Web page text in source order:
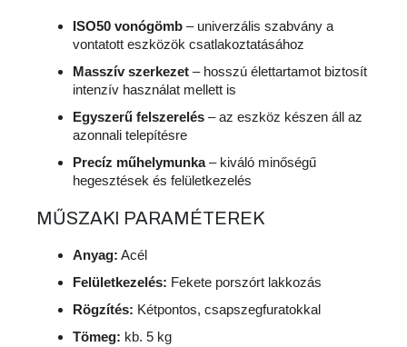
ISO50 vonógömb – univerzális szabvány a
vontatott eszközök csatlakoztatásához
Masszív szerkezet – hosszú élettartamot biztosít
intenzív használat mellett is
Egyszerű felszerelés – az eszköz készen áll az
azonnali telepítésre
Precíz műhelymunka– kiváló minőségű
hegesztések és felületkezelés
MŰSZAKI PARAMÉTEREK
Anyag: Acél
Felületkezelés: Fekete porszórt lakkozás
Rögzítés: Kétpontos, csapszegfuratokkal
Tömeg: kb. 5 kg